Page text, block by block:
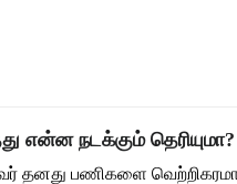
என்ன நடக்கும் தெரியுமா?
தனது பணிகளை